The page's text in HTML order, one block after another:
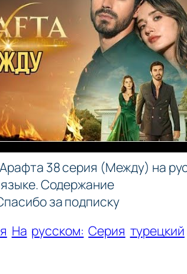
38 серия (Между) на
языке. Содержание
за подписку
На русском: Серия турецкий